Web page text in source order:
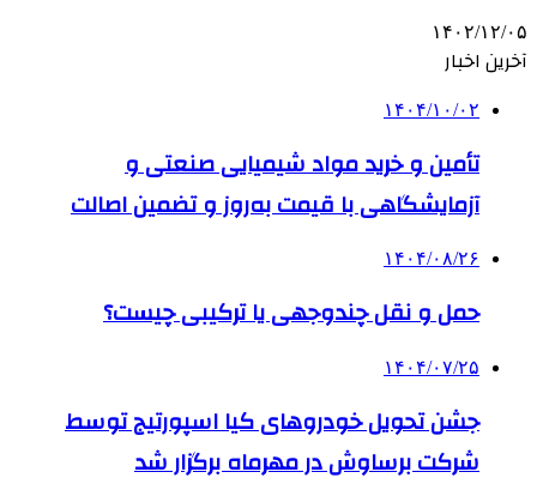
۱۴۰۲/۱۲/۰۵
آخرین اخبار
۱۴۰۴/۱۰/۰۲
تأمین و خرید مواد شیمیایی صنعتی و
آزمایشگاهی با قیمت به‌روز و تضمین اصالت
۱۴۰۴/۰۸/۲۶
حمل و نقل چندوجهی یا ترکیبی چیست؟
۱۴۰۴/۰۷/۲۵
جشن تحویل خودروهای کیا اسپورتیج توسط
شرکت برساوش در مهرماه برگزار شد